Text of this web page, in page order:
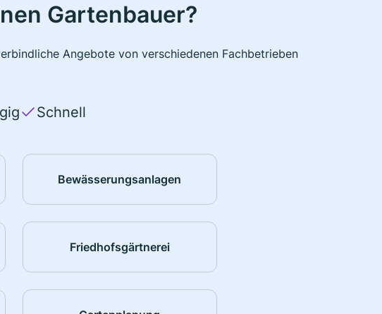
Gartenbauer?
Angebote von verschiedenen Fachbetrieben
Schnell
Bewässerungsanlagen
Friedhofsgärtnerei